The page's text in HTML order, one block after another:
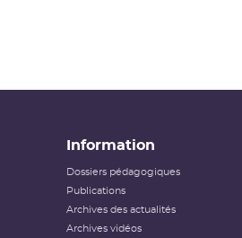
Information
Dossiers pédagogiques
Publications
Archives des actualités
Archives vidéos